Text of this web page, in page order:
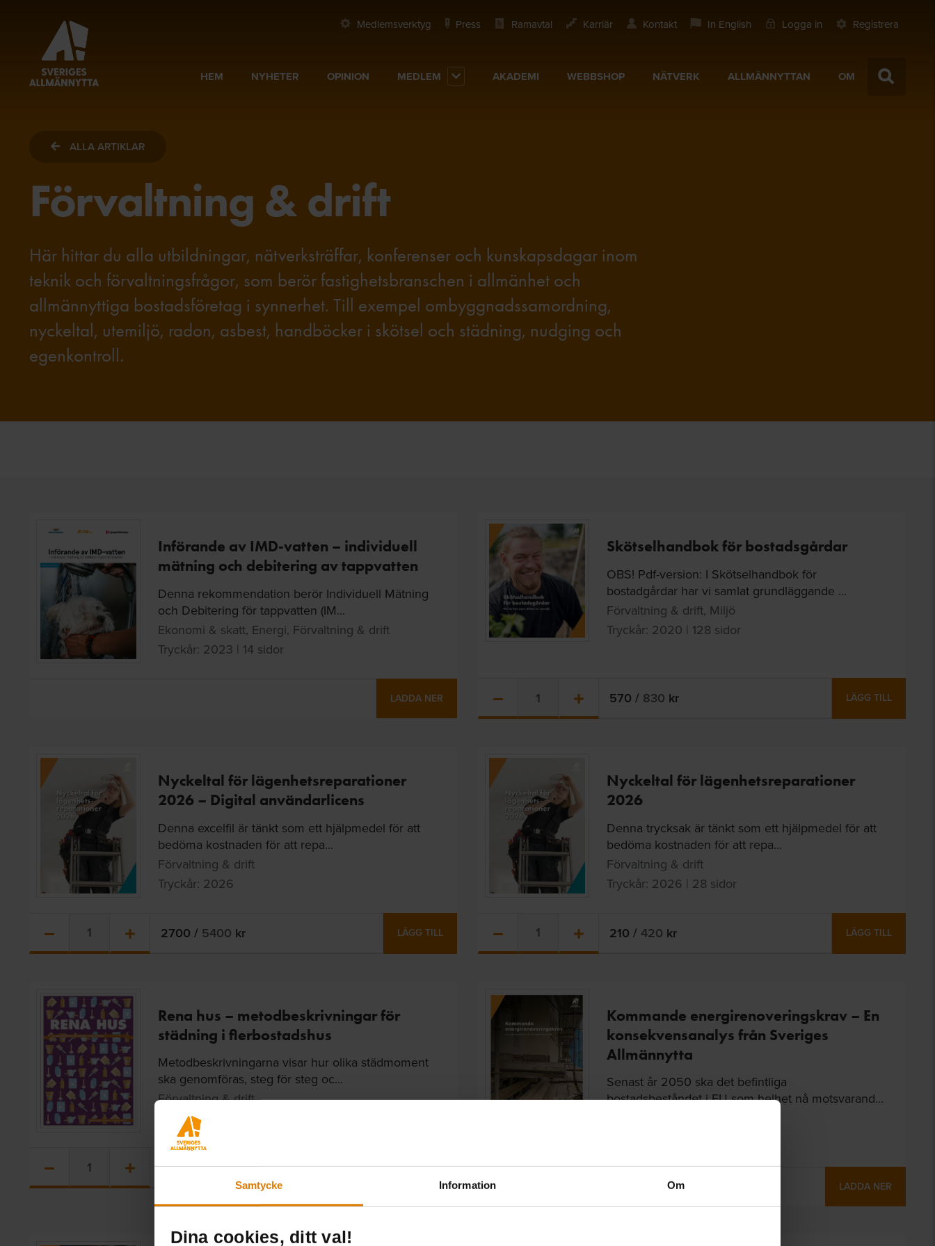
Samtycke Information Om
Dina cookies, ditt val!
Medlemsverktyg Press Ramavtal Karriär Kontakt In English Logga in Registrera
HEM NYHETER OPINION MEDLEM AKADEMI WEBBSHOP NÄTVERK ALLMÄNNYTTAN OM
ALLA ARTIKLAR
Förvaltning & drift
Här hittar du alla utbildningar, nätverksträffar, konferenser och kunskapsdagar inom
teknik och förvaltningsfrågor, som berör fastighetsbranschen i allmänhet och
allmännyttiga bostadsföretag i synnerhet. Till exempel ombyggnadssamordning,
nyckeltal, utemiljö, radon, asbest, handböcker i skötsel och städning, nudging och
egenkontroll.
Införande av IMD-vatten – individuell
mätning och debitering av tappvatten
Denna rekommendation berör Individuell Mätning
och Debitering för tappvatten (IM...
Ekonomi & skatt, Energi, Förvaltning & drift
Tryckår: 2023 | 14 sidor
LADDA NER
Skötselhandbok för bostadsgårdar
OBS! Pdf-version: I Skötselhandbok för
bostadgårdar har vi samlat grundläggande ...
Förvaltning & drift, Miljö
Tryckår: 2020 | 128 sidor
570 / 830 kr LÄGG TILL
Nyckeltal för lägenhetsreparationer
2026 – Digital användarlicens
Denna excelfil är tänkt som ett hjälpmedel för att
bedöma kostnaden för att repa...
Förvaltning & drift
Tryckår: 2026
2700 / 5400 kr LÄGG TILL
Nyckeltal för lägenhetsreparationer
2026
Denna trycksak är tänkt som ett hjälpmedel för att
bedöma kostnaden för att repa...
Förvaltning & drift
Tryckår: 2026 | 28 sidor
210 / 420 kr LÄGG TILL
Rena hus – metodbeskrivningar för
städning i flerbostadshus
Metodbeskrivningarna visar hur olika städmoment
ska genomföras, steg för steg oc...
Förvaltning & drift
Tryckår: 2018 | 16 sidor
Kostnadsfri för medlem/300 kr LÄGG TILL
Kommande energirenoveringskrav – En
konsekvensanalys från Sveriges
Allmännytta
Senast år 2050 ska det befintliga
bostadsbeståndet i EU som helhet nå motsvarand...
LADDA NER